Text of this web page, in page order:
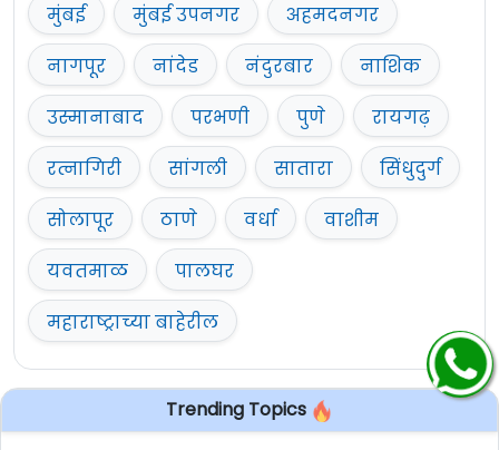
मुंबई
मुंबई उपनगर
अहमदनगर
नागपूर
नांदेड नंदुरबार
नाशिक
उस्मानाबाद
परभणी पुणे
रायगढ़
रत्नागिरी
सांगली सातारा
सिंधुदुर्ग
सोलापूर
ठाणे वर्धा
वाशीम
यवतमाळ
पालघर
महाराष्ट्राच्या बाहेरील
Trending Topics